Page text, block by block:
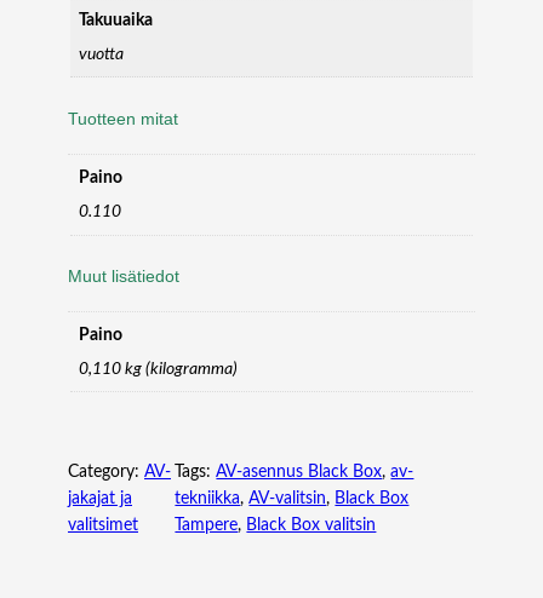
Takuuaika
vuotta
Tuotteen mitat
Paino
0.110
Muut lisätiedot
Paino
0,110 kg (kilogramma)
Category: AV-
jakajat ja
valitsimet
Tags:AV-asennus Black Box, av-
tekniikka, AV-valitsin, Black Box
Tampere, Black Box valitsin